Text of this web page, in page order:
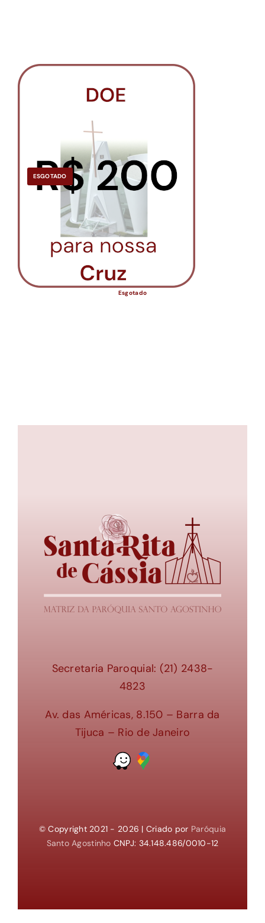
ESGOTADO
Esgotado
Secretaria Paroquial: (21) 2438-
4823
Av. das Américas, 8.150 – Barra da
Tijuca – Rio de Janeiro
© Copyright 2021 - 2026 | Criado por Paróquia
Santo Agostinho CNPJ: 34.148.486/0010-12